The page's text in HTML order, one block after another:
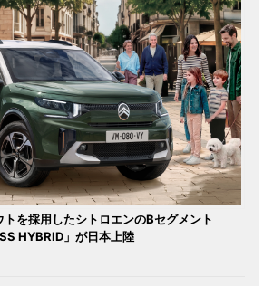
を採用したシトロエンのBセグメント
HYBRID」が日本上陸